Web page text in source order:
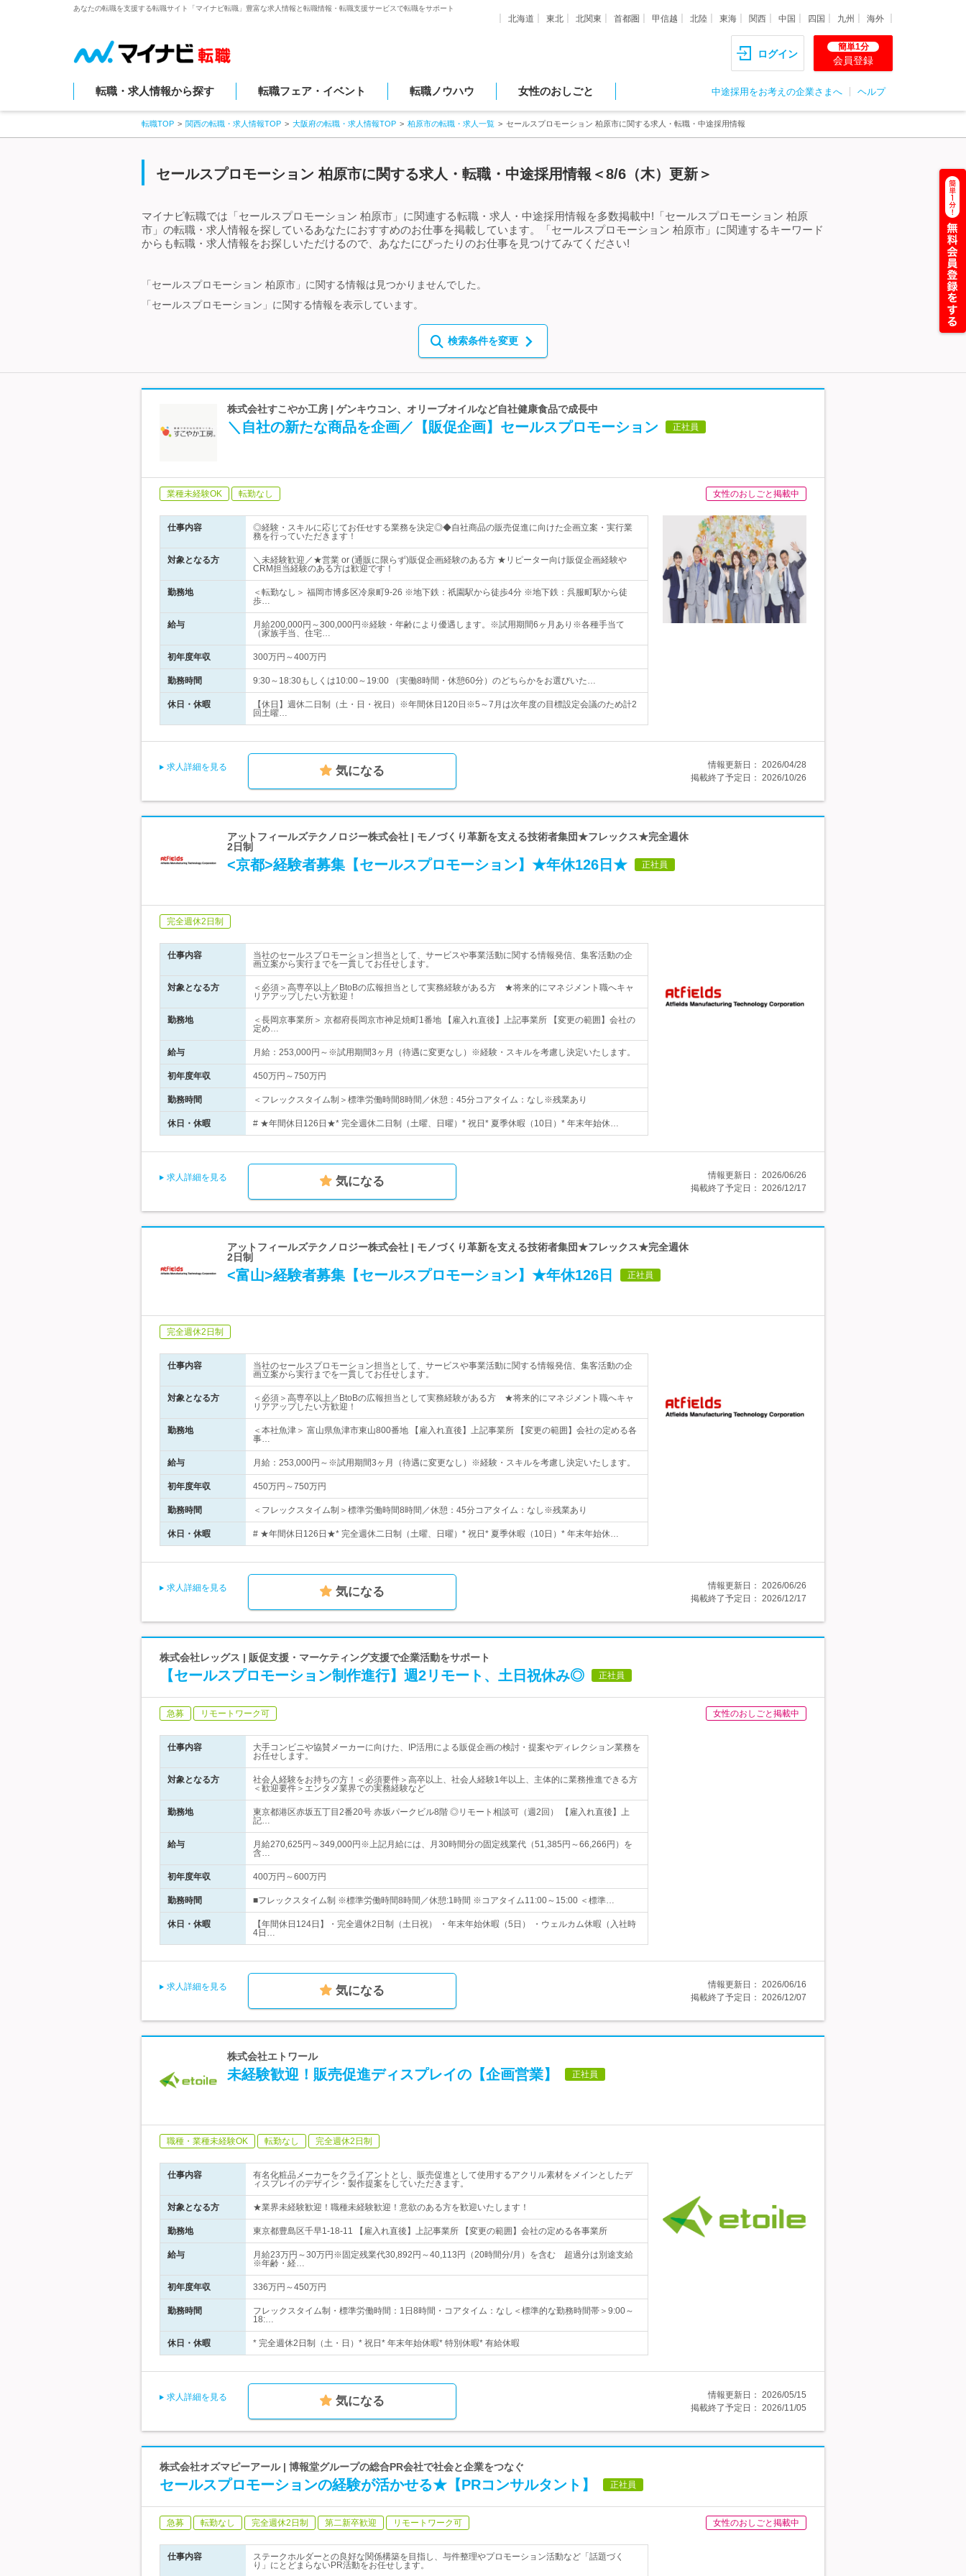
あなたの転職を支援する転職サイト「マイナビ転職」豊富な求人情報と転職情報・転職支援サービスで転職をサポート
北海道 東北 北関東 首都圏 甲信越 北陸 東海 関西 中国 四国 九州 海外
ログイン
簡単1分
会員登録
転職・求人情報から探す 転職フェア・イベント 転職ノウハウ 女性のおしごと 中途採用をお考えの企業さまへ ヘルプ
転職TOP 関西の転職・求人情報TOP 大阪府の転職・求人情報TOP 柏原市の転職・求人一覧 セールスプロモーション 柏原市に関する求人・転職・中途採用情報
セールスプロモーション 柏原市に関する求人・転職・中途採用情報＜8/6（木）更新＞
マイナビ転職では「セールスプロモーション 柏原市」に関連する転職・求人・中途採用情報を多数掲載中!「セールスプロモーション 柏原
市」の転職・求人情報を探しているあなたにおすすめのお仕事を掲載しています。「セールスプロモーション 柏原市」に関連するキーワード
からも転職・求人情報をお探しいただけるので、あなたにぴったりのお仕事を見つけてみてください!
「セールスプロモーション 柏原市」に関する情報は見つかりませんでした。
「セールスプロモーション」に関する情報を表示しています。
検索条件を変更
株式会社すこやか工房 | ゲンキウコン、オリーブオイルなど自社健康食品で成長中
＼自社の新たな商品を企画／【販促企画】セールスプロモーション 正社員
業種未経験OK 転勤なし 女性のおしごと掲載中
仕事内容
◎経験・スキルに応じてお任せする業務を決定◎◆自社商品の販売促進に向けた企画立案・実行業
務を行っていただきます！
対象となる方
＼未経験歓迎／★営業 or (通販に限らず)販促企画経験のある方 ★リピーター向け販促企画経験や
CRM担当経験のある方は歓迎です！
勤務地
＜転勤なし＞ 福岡市博多区冷泉町9-26 ※地下鉄：祇園駅から徒歩4分 ※地下鉄：呉服町駅から徒
歩…
給与
月給200,000円～300,000円※経験・年齢により優遇します。※試用期間6ヶ月あり※各種手当て
（家族手当、住宅…
初年度年収 300万円～400万円
勤務時間 9:30～18:30もしくは10:00～19:00 （実働8時間・休憩60分）のどちらかをお選びいた…
休日・休暇
【休日】週休二日制（土・日・祝日）※年間休日120日※5～7月は次年度の目標設定会議のため計2
回土曜…
求人詳細を見る 気になる 情報更新日： 2026/04/28
掲載終了予定日： 2026/10/26
アットフィールズテクノロジー株式会社 | モノづくり革新を支える技術者集団★フレックス★完全週休
2日制
<京都>経験者募集【セールスプロモーション】★年休126日★ 正社員
完全週休2日制
仕事内容
当社のセールスプロモーション担当として、サービスや事業活動に関する情報発信、集客活動の企
画立案から実行までを一貫してお任せします。
対象となる方
＜必須＞高専卒以上／BtoBの広報担当として実務経験がある方 ★将来的にマネジメント職へキャ
リアアップしたい方歓迎！
勤務地
＜長岡京事業所＞ 京都府長岡京市神足焼町1番地 【雇入れ直後】上記事業所 【変更の範囲】会社の
定め…
給与 月給：253,000円～※試用期間3ヶ月（待遇に変更なし）※経験・スキルを考慮し決定いたします。
初年度年収 450万円～750万円
勤務時間 ＜フレックスタイム制＞標準労働時間8時間／休憩：45分コアタイム：なし※残業あり
休日・休暇 # ★年間休日126日★* 完全週休二日制（土曜、日曜）* 祝日* 夏季休暇（10日）* 年末年始休…
求人詳細を見る 気になる 情報更新日： 2026/06/26
掲載終了予定日： 2026/12/17
アットフィールズテクノロジー株式会社 | モノづくり革新を支える技術者集団★フレックス★完全週休
2日制
<富山>経験者募集【セールスプロモーション】★年休126日 正社員
完全週休2日制
仕事内容
当社のセールスプロモーション担当として、サービスや事業活動に関する情報発信、集客活動の企
画立案から実行までを一貫してお任せします。
対象となる方
＜必須＞高専卒以上／BtoBの広報担当として実務経験がある方 ★将来的にマネジメント職へキャ
リアアップしたい方歓迎！
勤務地
＜本社魚津＞ 富山県魚津市東山800番地 【雇入れ直後】上記事業所 【変更の範囲】会社の定める各
事…
給与 月給：253,000円～※試用期間3ヶ月（待遇に変更なし）※経験・スキルを考慮し決定いたします。
初年度年収 450万円～750万円
勤務時間 ＜フレックスタイム制＞標準労働時間8時間／休憩：45分コアタイム：なし※残業あり
休日・休暇 # ★年間休日126日★* 完全週休二日制（土曜、日曜）* 祝日* 夏季休暇（10日）* 年末年始休…
求人詳細を見る 気になる 情報更新日： 2026/06/26
掲載終了予定日： 2026/12/17
株式会社レッグス | 販促支援・マーケティング支援で企業活動をサポート
【セールスプロモーション制作進行】週2リモート、土日祝休み◎ 正社員
急募 リモートワーク可 女性のおしごと掲載中
仕事内容
大手コンビニや協賛メーカーに向けた、IP活用による販促企画の検討・提案やディレクション業務を
お任せします。
対象となる方
社会人経験をお持ちの方！＜必須要件＞高卒以上、社会人経験1年以上、主体的に業務推進できる方
＜歓迎要件＞エンタメ業界での実務経験など
勤務地
東京都港区赤坂五丁目2番20号 赤坂パークビル8階 ◎リモート相談可（週2回） 【雇入れ直後】上
記…
給与
月給270,625円～349,000円※上記月給には、月30時間分の固定残業代（51,385円～66,266円）を
含…
初年度年収 400万円～600万円
勤務時間 ■フレックスタイム制 ※標準労働時間8時間／休憩:1時間 ※コアタイム11:00～15:00 ＜標準…
休日・休暇
【年間休日124日】・完全週休2日制（土日祝） ・年末年始休暇（5日） ・ウェルカム休暇（入社時
4日…
求人詳細を見る 気になる 情報更新日： 2026/06/16
掲載終了予定日： 2026/12/07
株式会社エトワール
未経験歓迎！販売促進ディスプレイの【企画営業】 正社員
職種・業種未経験OK 転勤なし 完全週休2日制
仕事内容
有名化粧品メーカーをクライアントとし、販売促進として使用するアクリル素材をメインとしたデ
ィスプレイのデザイン・製作提案をしていただきます。
対象となる方 ★業界未経験歓迎！職種未経験歓迎！意欲のある方を歓迎いたします！
勤務地 東京都豊島区千早1-18-11 【雇入れ直後】上記事業所 【変更の範囲】会社の定める各事業所
給与
月給23万円～30万円※固定残業代30,892円～40,113円（20時間分/月）を含む 超過分は別途支給
※年齢・経…
初年度年収 336万円～450万円
勤務時間
フレックスタイム制・標準労働時間：1日8時間・コアタイム：なし＜標準的な勤務時間帯＞9:00～
18:…
休日・休暇 * 完全週休2日制（土・日）* 祝日* 年末年始休暇* 特別休暇* 有給休暇
求人詳細を見る 気になる 情報更新日： 2026/05/15
掲載終了予定日： 2026/11/05
株式会社オズマピーアール | 博報堂グループの総合PR会社で社会と企業をつなぐ
セールスプロモーションの経験が活かせる★【PRコンサルタント】 正社員
急募 転勤なし 完全週休2日制 第二新卒歓迎 リモートワーク可 女性のおしごと掲載中
仕事内容
ステークホルダーとの良好な関係構築を目指し、与件整理やプロモーション活動など「話題づく
り」にとどまらないPR活動をお任せします。